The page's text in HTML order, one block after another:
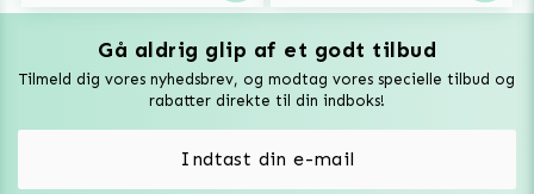
Gå aldrig glip af et godt tilbud
Tilmeld dig vores nyhedsbrev, og modtag vores specielle tilbud og
rabatter direkte til din indboks!
Vuxen Magazine
Vibratorer